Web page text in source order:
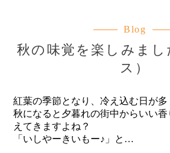
Blog
秋の味覚を楽しみま
ス）
紅葉の季節となり、冷え込む日が多
秋になると夕暮れの街中からいい香
えてきますよね？
「いしやーきいもー♪」と…